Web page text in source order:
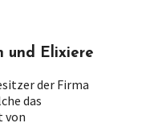
und Elixiere
der Firma
das
von